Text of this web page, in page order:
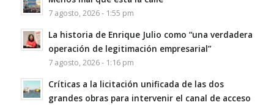
7 agosto, 2026 - 1:55 pm
La historia de Enrique Julio como “una verdadera
operación de legitimación empresarial”
7 agosto, 2026 - 1:16 pm
Críticas a la licitación unificada de las dos
grandes obras para intervenir el canal de acceso